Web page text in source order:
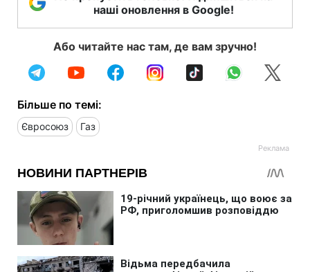
наші оновлення в Google!
Або читайте нас там, де вам зручно!
Більше по темі:
Євросоюз Газ